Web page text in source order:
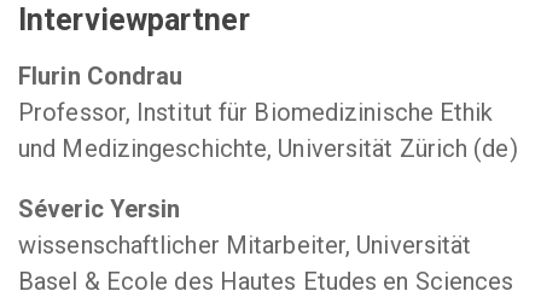
Interviewpartner
Flurin Condrau
Professor, Institut für Biomedizinische Ethik
und Medizingeschichte, Universität Zürich (de)
Séveric Yersin
wissenschaftlicher Mitarbeiter, Universität
Basel & Ecole des Hautes Etudes en Sciences